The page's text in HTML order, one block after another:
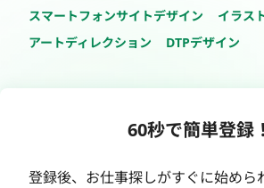
スマートフォンサイトデザイン
イラス
アートディレクション
DTPデザイン
60秒で簡単登録！
登録後、お仕事探しがすぐに始めら